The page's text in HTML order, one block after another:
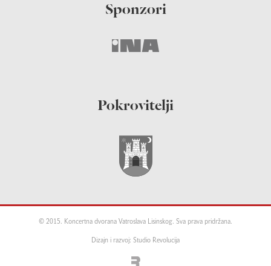
Sponzori
Pokrovitelji
© 2015. Koncertna dvorana Vatroslava Lisinskog. Sva prava pridržana.
Dizajn i razvoj: Studio Revolucija